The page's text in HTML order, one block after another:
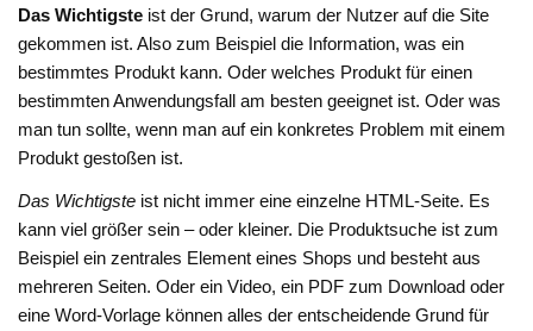
Das Wichtigste ist der Grund, warum der Nutzer auf die Site
gekommen ist. Also zum Beispiel die Information, was ein
bestimmtes Produkt kann. Oder welches Produkt für einen
bestimmten Anwendungsfall am besten geeignet ist. Oder was
man tun sollte, wenn man auf ein konkretes Problem mit einem
Produkt gestoßen ist.
Das Wichtigste ist nicht immer eine einzelne HTML-Seite. Es
kann viel größer sein – oder kleiner. Die Produktsuche ist zum
Beispiel ein zentrales Element eines Shops und besteht aus
mehreren Seiten. Oder ein Video, ein PDF zum Download oder
eine Word-Vorlage können alles der entscheidende Grund für